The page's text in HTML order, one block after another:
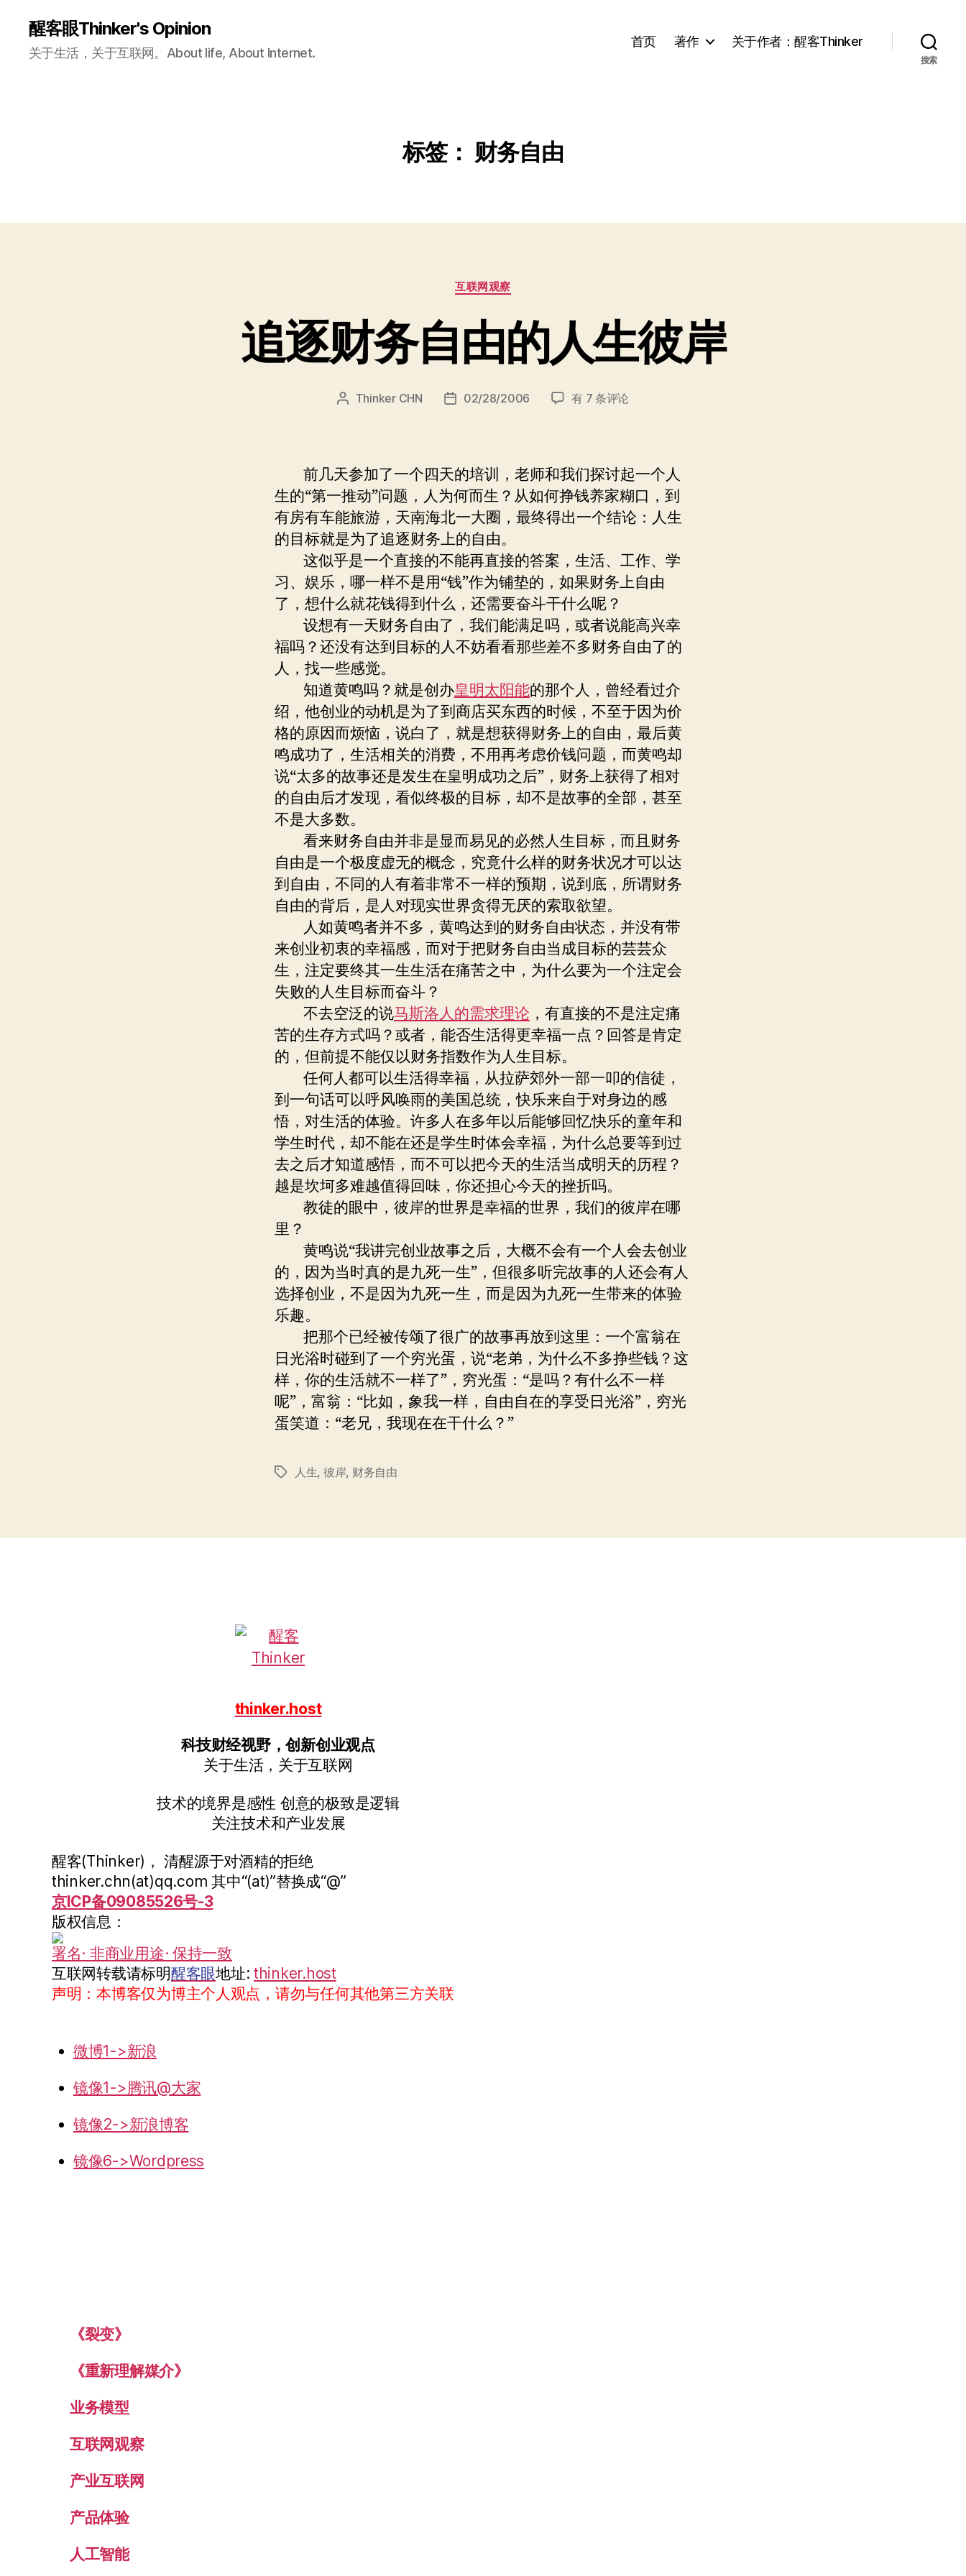
醒客眼Thinker's Opinion
关于生活，关于互联网。About life, About Internet.
首页 著作 关于作者：醒客Thinker
搜索
标签： 财务自由
分
类
互联网观察
追逐财务自由的人生彼岸
文 Thinker CHN
发 02/28/2006
追
自
由
的
人
彼
岸
有 7 条评论
前几天参加了一个四天的培训，老师和我们探讨起一个人
生的“第一推动”问题，人为何而生？从如何挣钱养家糊口，到
有房有车能旅游，天南海北一大圈，最终得出一个结论：人生
的目标就是为了追逐财务上的自由。
这似乎是一个直接的不能再直接的答案，生活、工作、学
习、娱乐，哪一样不是用“钱”作为铺垫的，如果财务上自由
了，想什么就花钱得到什么，还需要奋斗干什么呢？
设想有一天财务自由了，我们能满足吗，或者说能高兴幸
福吗？还没有达到目标的人不妨看看那些差不多财务自由了的
人，找一些感觉。
知道黄鸣吗？就是创办皇明太阳能的那个人，曾经看过介
绍，他创业的动机是为了到商店买东西的时候，不至于因为价
格的原因而烦恼，说白了，就是想获得财务上的自由，最后黄
鸣成功了，生活相关的消费，不用再考虑价钱问题，而黄鸣却
说“太多的故事还是发生在皇明成功之后”，财务上获得了相对
的自由后才发现，看似终极的目标，却不是故事的全部，甚至
不是大多数。
看来财务自由并非是显而易见的必然人生目标，而且财务
自由是一个极度虚无的概念，究竟什么样的财务状况才可以达
到自由，不同的人有着非常不一样的预期，说到底，所谓财务
自由的背后，是人对现实世界贪得无厌的索取欲望。
人如黄鸣者并不多，黄鸣达到的财务自由状态，并没有带
来创业初衷的幸福感，而对于把财务自由当成目标的芸芸众
生，注定要终其一生生活在痛苦之中，为什么要为一个注定会
失败的人生目标而奋斗？
不去空泛的说马斯洛人的需求理论 ，有直接的不是注定痛
苦的生存方式吗？或者，能否生活得更幸福一点？回答是肯定
的，但前提不能仅以财务指数作为人生目标。
任何人都可以生活得幸福，从拉萨郊外一部一叩的信徒，
到一句话可以呼风唤雨的美国总统，快乐来自于对身边的感
悟，对生活的体验。许多人在多年以后能够回忆快乐的童年和
学生时代，却不能在还是学生时体会幸福，为什么总要等到过
去之后才知道感悟，而不可以把今天的生活当成明天的历程？
越是坎坷多难越值得回味，你还担心今天的挫折吗。
教徒的眼中，彼岸的世界是幸福的世界，我们的彼岸在哪
里？
黄鸣说“我讲完创业故事之后，大概不会有一个人会去创业
的，因为当时真的是九死一生”，但很多听完故事的人还会有人
选择创业，不是因为九死一生，而是因为九死一生带来的体验
乐趣。
把那个已经被传颂了很广的故事再放到这里：一个富翁在
日光浴时碰到了一个穷光蛋，说“老弟，为什么不多挣些钱？这
样，你的生活就不一样了”，穷光蛋：“是吗？有什么不一样
呢”，富翁：“比如，象我一样，自由自在的享受日光浴”，穷光
蛋笑道：“老兄，我现在在干什么？”
标
人生, 彼岸, 财务自由
thinker.host
科技财经视野，创新创业观点
关于生活，关于互联网
技术的境界是感性 创意的极致是逻辑
关注技术和产业发展
醒客(Thinker)， 清醒源于对酒精的拒绝
thinker.chn(at)qq.com 其中“(at)”替换成“@”
京ICP备09085526号-3
版权信息：
署名· 非商业用途· 保持一致
互联网转载请标明醒客眼地址: thinker.host
声明：本博客仅为博主个人观点，请勿与任何其他第三方关联
微博1->新浪
镜像1->腾讯@大家
镜像2->新浪博客
镜像6->Wordpress
《裂变》
《重新理解媒介》
业务模型
互联网观察
产业互联网
产品体验
人工智能